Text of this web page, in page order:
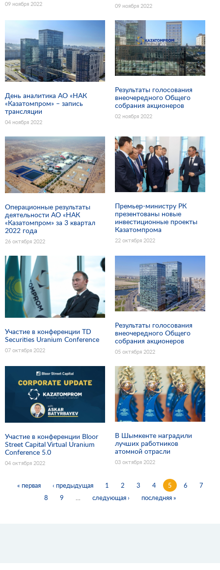
09 ноября 2022 09 ноября 2022
День аналитика АО «НАК
«Казатомпром» – запись
трансляции
04 ноября 2022
Результаты голосования
внеочередного Общего
собрания акционеров
02 ноября 2022
Операционные результаты
деятельности АО «НАК
«Казатомпром» за 3 квартал
2022 года
26 октября 2022
Премьер-министру РК
презентованы новые
инвестиционные проекты
Казатомпрома
22 октября 2022
Участие в конференции TD
Securities Uranium Conference
07 октября 2022
Результаты голосования
внеочередного Общего
собрания акционеров
05 октября 2022
Участие в конференции Bloor
Street Capital Virtual Uranium
Conference 5.0
04 октября 2022
В Шымкенте наградили
лучших работников
атомной отрасли
03 октября 2022
Страницы
« первая ‹ предыдущая 1 2 3 4 5 6
7
8
9 … следующая › последняя »